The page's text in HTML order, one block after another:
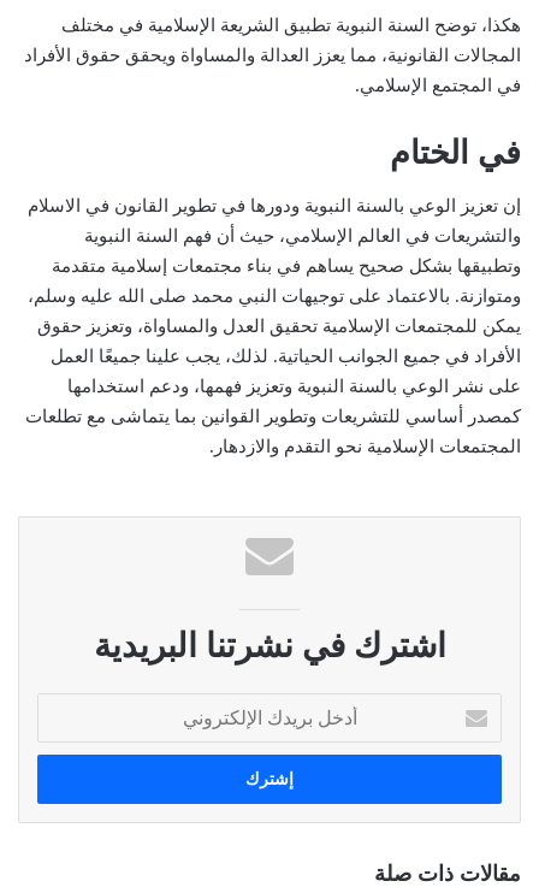
هكذا، توضح السنة النبوية تطبيق الشريعة الإسلامية في مختلف
المجالات القانونية، مما يعزز العدالة والمساواة ويحقق حقوق الأفراد
في المجتمع الإسلامي.
في الختام
إن تعزيز الوعي بالسنة النبوية ودورها في تطوير القانون في الاسلام
والتشريعات في العالم الإسلامي، حيث أن فهم السنة النبوية
وتطبيقها بشكل صحيح يساهم في بناء مجتمعات إسلامية متقدمة
ومتوازنة. بالاعتماد على توجيهات النبي محمد صلى الله عليه وسلم،
يمكن للمجتمعات الإسلامية تحقيق العدل والمساواة، وتعزيز حقوق
الأفراد في جميع الجوانب الحياتية. لذلك، يجب علينا جميعًا العمل
على نشر الوعي بالسنة النبوية وتعزيز فهمها، ودعم استخدامها
كمصدر أساسي للتشريعات وتطوير القوانين بما يتماشى مع تطلعات
المجتمعات الإسلامية نحو التقدم والازدهار.
اشترك في نشرتنا البريدية
بريدك
الإلكتروني
مقالات ذات صلة